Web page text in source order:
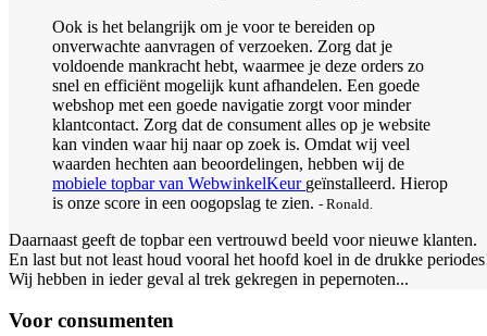
Ook is het belangrijk om je voor te bereiden op
onverwachte aanvragen of verzoeken. Zorg dat je
voldoende mankracht hebt, waarmee je deze orders zo
snel en efficiënt mogelijk kunt afhandelen. Een goede
webshop met een goede navigatie zorgt voor minder
klantcontact. Zorg dat de consument alles op je website
kan vinden waar hij naar op zoek is. Omdat wij veel
waarden hechten aan beoordelingen, hebben wij de
mobiele topbar van WebwinkelKeur geïnstalleerd. Hierop
is onze score in een oogopslag te zien. - Ronald.
Daarnaast geeft de topbar een vertrouwd beeld voor nieuwe klanten.
En last but not least houd vooral het hoofd koel in de drukke
Wij hebben in ieder geval al trek gekregen in pepernoten...
Voor consumenten